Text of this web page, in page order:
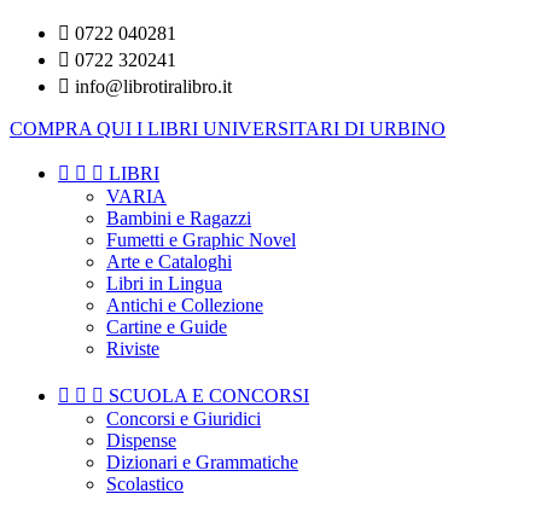
 0722 040281
 0722 320241
 info@librotiralibro.it
COMPRA QUI I LIBRI UNIVERSITARI DI URBINO
   LIBRI
VARIA
Bambini e Ragazzi
Fumetti e Graphic Novel
Arte e Cataloghi
Libri in Lingua
Antichi e Collezione
Cartine e Guide
Riviste
   SCUOLA E CONCORSI
Concorsi e Giuridici
Dispense
Dizionari e Grammatiche
Scolastico